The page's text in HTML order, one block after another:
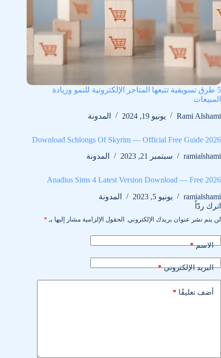
5 طرق تسويقية تتبعها المتاجر الإلكترونية للنمو وزيادة
المبيعات
Rami Alshami
يونيو 19, 2024 المدونة
Download Schlongs Of Skyrim — Official Free Guide 2026
ramialshami
سبتمبر 21, 2023 المدونة
Anadius Sims 4 Latest Version Download — Free 2026
ramialshami
يونيو 5, 2023
المدونة
اترك ردّاً
لن يتم نشر عنوان بريدك الإلكتروني. الحقول الإلزامية مشار إليها بـ *
الاسم*
البريد الإلكتروني*
أضف تعليقًا *